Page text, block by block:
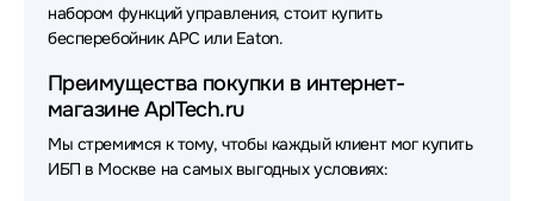
Источники бесперебойного питания (ИБП - UPS)
ABB
Источники бесперебойного питания (ИБП - UPS)
OPTIMA
Источники бесперебойного питания (ИБП - UPS)
Crusader
набором функций управления, стоит купить
бесперебойник APC или Eaton.
Преимущества покупки в интернет-
магазине AplTech.ru
Мы стремимся к тому, чтобы каждый клиент мог купить
ИБП в Москве на самых выгодных условиях: